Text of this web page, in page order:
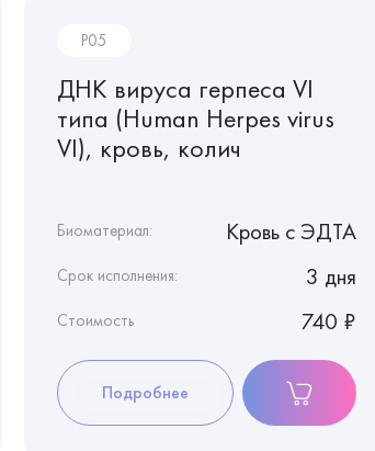
P05
ДНК вируса герпеса VI
типа (Human Herpes virus
VI), кровь, колич
Биоматериал: Кровь c ЭДТА
Срок исполнения: 3 дня
Стоимость 740 ₽
Подробнее